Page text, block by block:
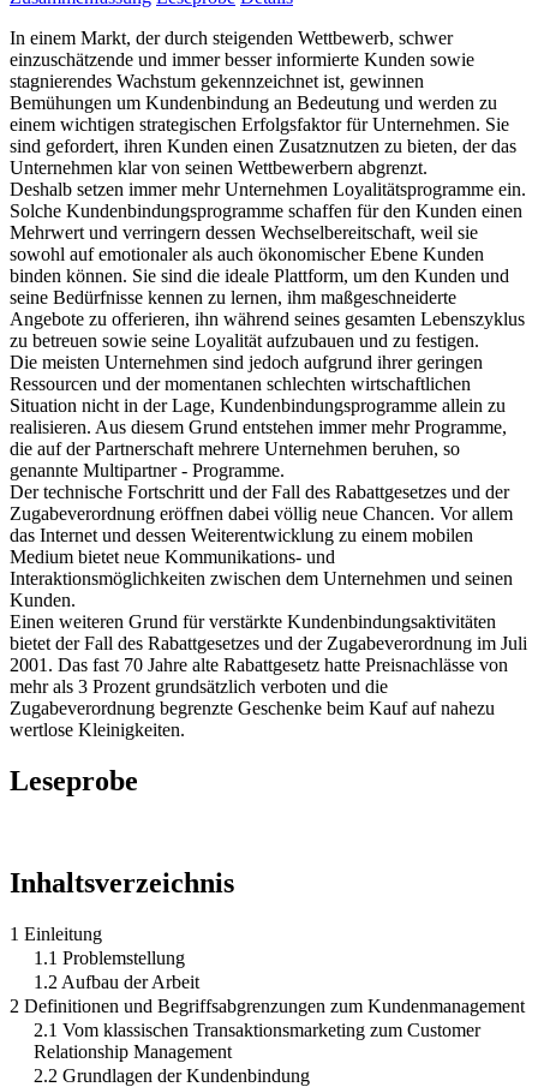
In einem Markt, der durch steigenden Wettbewerb, schwer
einzuschätzende und immer besser informierte Kunden sowie
stagnierendes Wachstum gekennzeichnet ist, gewinnen
Bemühungen um Kundenbindung an Bedeutung und werden zu
einem wichtigen strategischen Erfolgsfaktor für Unternehmen. Sie
sind gefordert, ihren Kunden einen Zusatznutzen zu bieten, der das
Unternehmen klar von seinen Wettbewerbern abgrenzt.
Deshalb setzen immer mehr Unternehmen Loyalitätsprogramme ein.
Solche Kundenbindungsprogramme schaffen für den Kunden einen
Mehrwert und verringern dessen Wechselbereitschaft, weil sie
sowohl auf emotionaler als auch ökonomischer Ebene Kunden
binden können. Sie sind die ideale Plattform, um den Kunden und
seine Bedürfnisse kennen zu lernen, ihm maßgeschneiderte
Angebote zu offerieren, ihn während seines gesamten Lebenszyklus
zu betreuen sowie seine Loyalität aufzubauen und zu festigen.
Die meisten Unternehmen sind jedoch aufgrund ihrer geringen
Ressourcen und der momentanen schlechten wirtschaftlichen
Situation nicht in der Lage, Kundenbindungsprogramme allein zu
realisieren. Aus diesem Grund entstehen immer mehr Programme,
die auf der Partnerschaft mehrere Unternehmen beruhen, so
genannte Multipartner - Programme.
Der technische Fortschritt und der Fall des Rabattgesetzes und der
Zugabeverordnung eröffnen dabei völlig neue Chancen. Vor allem
das Internet und dessen Weiterentwicklung zu einem mobilen
Medium bietet neue Kommunikations- und
Interaktionsmöglichkeiten zwischen dem Unternehmen und seinen
Kunden.
Einen weiteren Grund für verstärkte Kundenbindungsaktivitäten
bietet der Fall des Rabattgesetzes und der Zugabeverordnung im Juli
2001. Das fast 70 Jahre alte Rabattgesetz hatte Preisnachlässe von
mehr als 3 Prozent grundsätzlich verboten und die
Zugabeverordnung begrenzte Geschenke beim Kauf auf nahezu
wertlose Kleinigkeiten.
Leseprobe
Inhaltsverzeichnis
1 Einleitung
1.1 Problemstellung
1.2 Aufbau der Arbeit
2 Definitionen und Begriffsabgrenzungen zum Kundenmanagement
2.1 Vom klassischen Transaktionsmarketing zum Customer
Relationship Management
2.2 Grundlagen der Kundenbindung